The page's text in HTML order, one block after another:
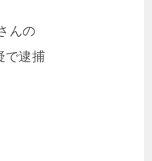
んの
で逮捕